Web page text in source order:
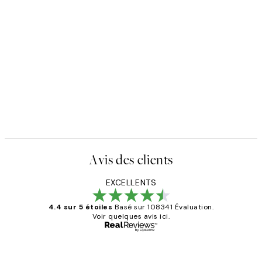
Avis des clients
EXCELLENTS
4.4 sur 5 étoiles Basé sur 108341 Évaluation.
Voir quelques avis ici.